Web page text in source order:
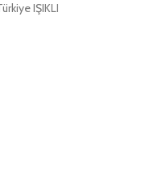
IŞIKLI